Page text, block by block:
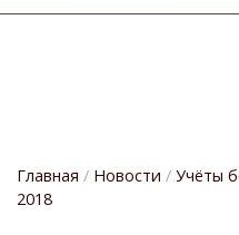
Главная Новости
Учёты
2018